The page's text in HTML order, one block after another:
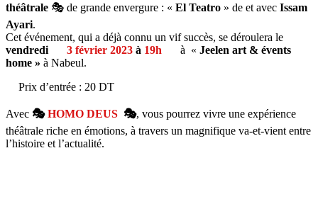
théâtrale 🎭 de grande envergure : « El Teatro » de et avec Issam
Ayari.
Cet événement, qui a déjà connu un vif succès, se déroulera le
vendredi
3 février 2023à 19h à «Jeelen art & évents
home » à Nabeul.
Prix d’entrée : 20 DT
Avec 🎭 HOMO DEUS 🎭, vous pourrez vivre une expérience
théâtrale riche en émotions, à travers un magnifique va-et-vient entre
l’histoire et l’actualité.